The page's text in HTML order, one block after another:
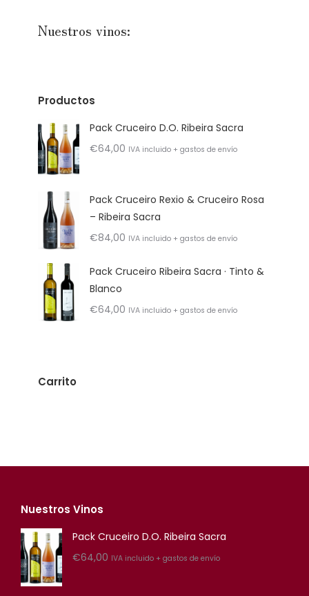
Nuestros vinos:
Productos
Pack Cruceiro D.O. Ribeira Sacra
€64,00 IVA incluido + gastos de envío
Pack Cruceiro Rexio & Cruceiro Rosa
– Ribeira Sacra
€84,00 IVA incluido + gastos de envío
Pack Cruceiro Ribeira Sacra · Tinto &
Blanco
€64,00 IVA incluido + gastos de envío
Carrito
Nuestros Vinos
Pack Cruceiro D.O. Ribeira Sacra
€64,00 IVA incluido + gastos de envío